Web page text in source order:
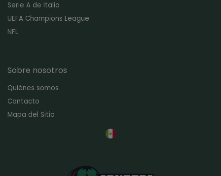
Serie A de Italia
UEFA Champions League
NFL
Sobre nosotros
Quiénes somos
Contacto
Mapa del Sitio